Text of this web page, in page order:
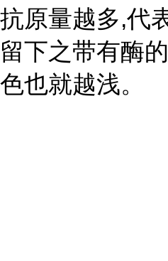
抗原量越多,代
留下之带有酶
色也就越浅。